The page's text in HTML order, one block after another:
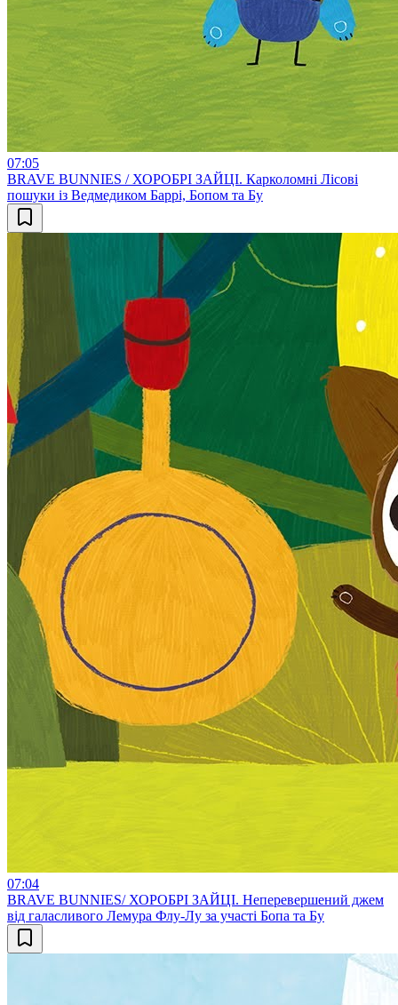
07:05
BRAVE BUNNIES / ХОРОБРІ ЗАЙЦІ. Карколомні Лісові
пошуки із Ведмедиком Баррі, Бопом та Бу
07:04
BRAVE BUNNIES/ ХОРОБРІ ЗАЙЦІ. Неперевершений джем
від галасливого Лемура Флу-Лу за участі Бопа та Бу